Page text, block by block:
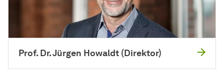
Prof. Dr. Jürgen Howaldt (Di­rek­tor)